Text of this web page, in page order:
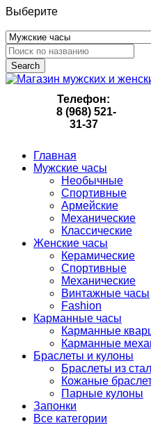
Выберите
Search
Телефон:
8 (968) 521-
31-37
Главная
Мужские часы
Необычные
Спортивные
Армейские
Механические
Классические
Женские часы
Керамические
Спортивные
Механические
Винтажные часы
Fashion
Карманные часы
Карманные
Карманные
Браслеты и кулоны
Браслеты из
Кожаные
Парные кулоны
Запонки
Все категории